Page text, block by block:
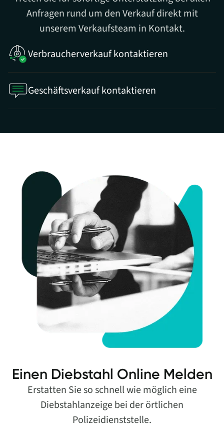
Anfragen rund um den Verkauf direkt mit
unserem Verkaufsteam in Kontakt.
Verbraucherverkauf kontaktieren
Geschäftsverkauf kontaktieren
Einen Diebstahl Online Melden
Erstatten Sie so schnell wie möglich eine
Diebstahlanzeige bei der örtlichen
Polizeidienststelle.